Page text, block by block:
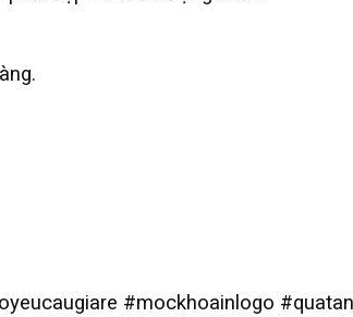
#mockhoainlogo